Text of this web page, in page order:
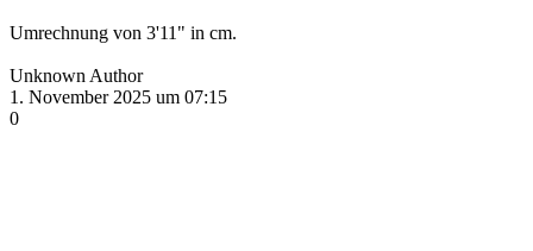
Umrechnung von 3'11" in cm.
Unknown Author
1. November 2025 um 07:15
0